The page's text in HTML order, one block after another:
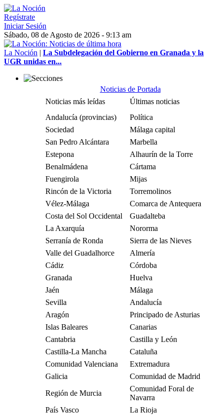
Regístrate
Iniciar Sesión
Sábado, 08 de Agosto de 2026 - 9:13 am
La Noción | La Subdelegación del Gobierno en Granada y la
UGR unidas en...
Noticias de Portada
Noticias más leídas
Últimas noticias
Andalucía (provincias)
Política
Sociedad
Málaga capital
San Pedro Alcántara
Marbella
Estepona
Alhaurín de la Torre
Benalmádena
Cártama
Fuengirola
Mijas
Rincón de la Victoria
Torremolinos
Vélez-Málaga
Comarca de Antequera
Costa del Sol Occidental
Guadalteba
La Axarquía
Nororma
Serranía de Ronda
Sierra de las Nieves
Valle del Guadalhorce
Almería
Cádiz
Córdoba
Granada
Huelva
Jaén
Málaga
Sevilla
Andalucía
Aragón
Principado de Asturias
Islas Baleares
Canarias
Cantabria
Castilla y León
Castilla-La Mancha
Cataluña
Comunidad Valenciana
Extremadura
Galicia
Comunidad de Madrid
Región de Murcia
Comunidad Foral de
Navarra
País Vasco
La Rioja